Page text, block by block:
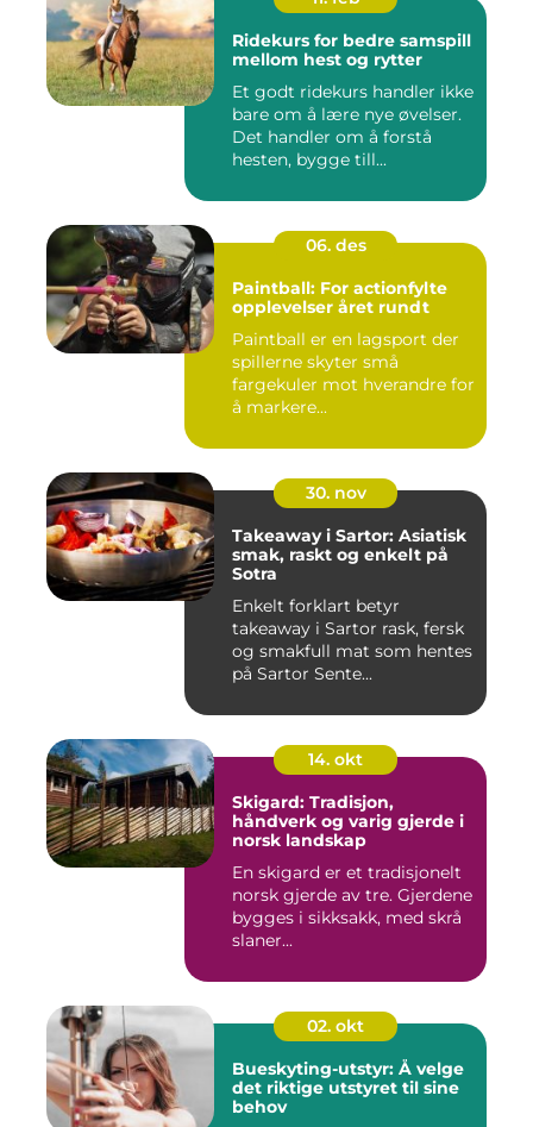
Ridekurs for bedre samspill
mellom hest og rytter
Et godt ridekurs handler ikke
bare om å lære nye øvelser.
Det handler om å forstå
hesten, bygge till...
06. des
Paintball: For actionfylte
opplevelser året rundt
Paintball er en lagsport der
spillerne skyter små
fargekuler mot hverandre for
å markere...
30. nov
Takeaway i Sartor: Asiatisk
smak, raskt og enkelt på
Sotra
Enkelt forklart betyr
takeaway i Sartor rask, fersk
og smakfull mat som hentes
på Sartor Sente...
14. okt
Skigard: Tradisjon,
håndverk og varig gjerde i
norsk landskap
En skigard er et tradisjonelt
norsk gjerde av tre. Gjerdene
bygges i sikksakk, med skrå
slaner...
02. okt
Bueskyting-utstyr: Å velge
det riktige utstyret til sine
behov